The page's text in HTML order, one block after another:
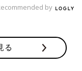
by
る